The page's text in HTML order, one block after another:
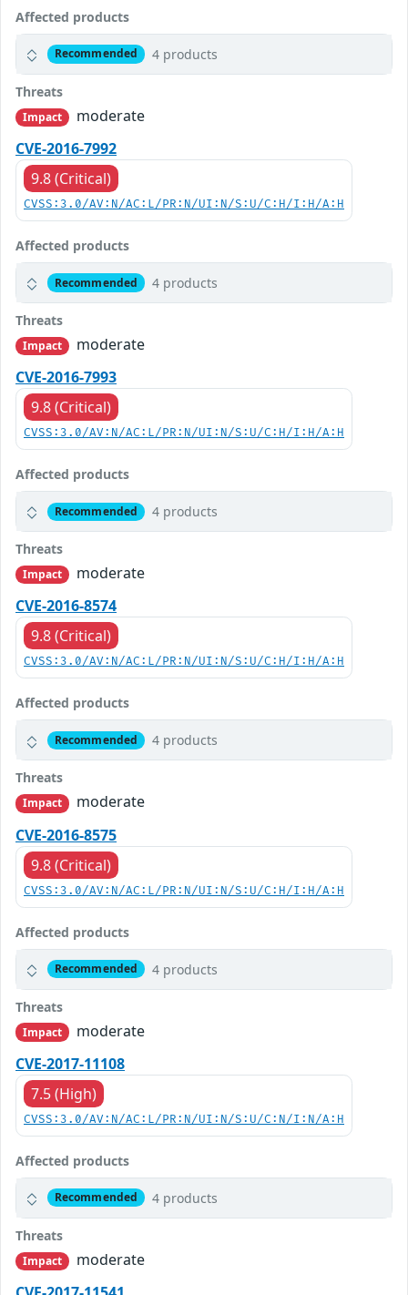
Affected products
Recommended 4 products
Threats
Impact
moderate
CVE-2016-7992
9.8 (Critical)
CVSS:3.0/AV:N/AC:L/PR:N/UI:N/S:U/C:H/I:H/A:H
Affected products
Recommended 4 products
Threats
Impact
moderate
CVE-2016-7993
9.8 (Critical)
CVSS:3.0/AV:N/AC:L/PR:N/UI:N/S:U/C:H/I:H/A:H
Affected products
Recommended 4 products
Threats
Impact
moderate
CVE-2016-8574
9.8 (Critical)
CVSS:3.0/AV:N/AC:L/PR:N/UI:N/S:U/C:H/I:H/A:H
Affected products
Recommended 4 products
Threats
Impact
moderate
CVE-2016-8575
9.8 (Critical)
CVSS:3.0/AV:N/AC:L/PR:N/UI:N/S:U/C:H/I:H/A:H
Affected products
Recommended 4 products
Threats
Impact
moderate
CVE-2017-11108
7.5 (High)
CVSS:3.0/AV:N/AC:L/PR:N/UI:N/S:U/C:N/I:N/A:H
Affected products
Recommended 4 products
Threats
Impact
moderate